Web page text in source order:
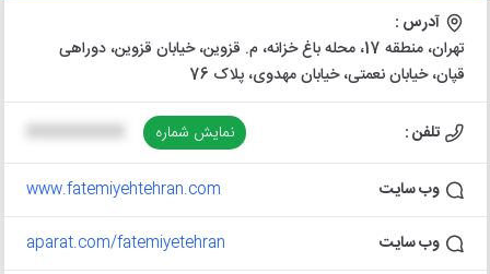
آدرس :
تهران، منطقه 17، محله باغ خزانه، م. قزوین، خیابان قزوین، دوراهی
قپان، خیابان نعمتی، خیابان مهدوی، پلاک 76
تلفن : نمایش شماره
وب سایت www.fatemiyehtehran.com
وب سایت aparat.com/fatemiyetehran